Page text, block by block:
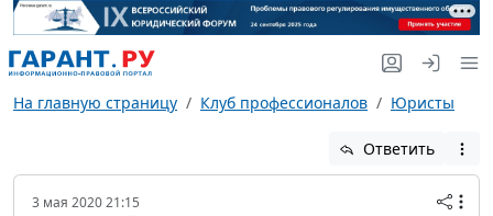
На главную страницу Клуб профессионалов Юристы
Ответить
3 мая 2020 21:15